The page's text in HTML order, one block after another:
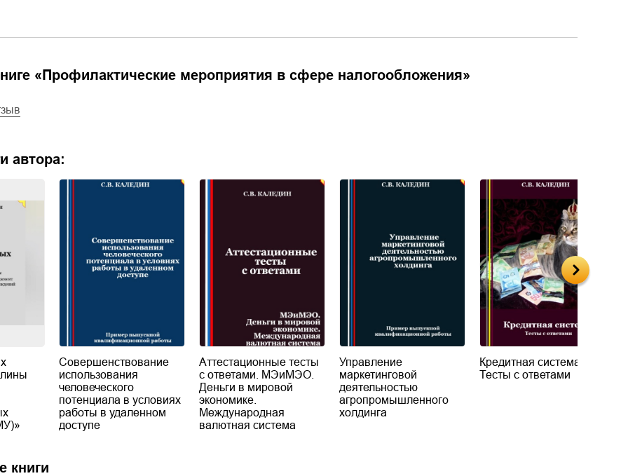
« Профилактические мероприятия в сфере налогообложения»
автора:
Совершенствование
использования
человеческого
потенциала в условиях
работы в удаленном
доступе
Аттестационные тесты
с ответами. МЭиМЭО.
Деньги в мировой
экономике.
Международная
валютная система
Управление
маркетинговой
деятельностью
агропромышленного
холдинга
Кредитная система.
Тесты с ответами
книги